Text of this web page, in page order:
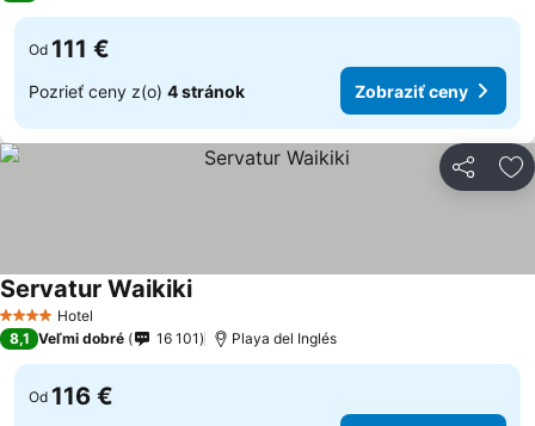
Od 111 €
Pozrieť ceny z(o) 4 stránok Zobraziť ceny
Zdieľať
4 Počet hviezdičiek
Hotel
Servatur Waikiki
8,1 Veľmi dobré 16 101 Playa del Inglés
Od 116 €